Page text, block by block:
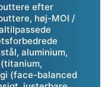
efter
høj-MOI /
aluminium,
(face-balanced